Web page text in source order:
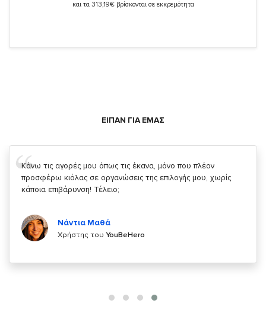
και τα 313,19€ βρίσκονται σε εκκρεμότητα
ΕΙΠΑΝ ΓΙΑ ΕΜΑΣ
Σας ευχαριστώ που μας δίνετε την δυνατότητα να κάνουμε
κάτι!
Χρήστης τουYouBeHero